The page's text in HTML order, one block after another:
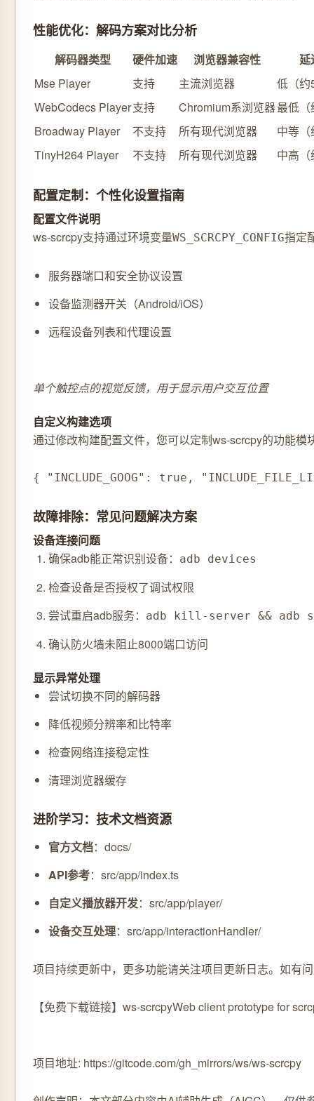
性能优化：解码方案对比分析
解码器类型 硬件加速 浏览器兼容性
延
Mse Player
支持 主流浏览器
低（约
WebCodecs Player支持 Chromium系浏览器最低（
Broadway Player
不支持 所有现代浏览器
中等
TinyH264 Player
不支持 所有现代浏览器 中高
配置定制：个性化设置指南
配置文件说明
ws-scrcpy支持通过环境变量WS_SCRCPY_CONFIG指定
服务器端口和安全协议设置
设备监测器开关（Android/iOS）
远程设备列表和代理设置
单个触控点的视觉反馈，用于显示用户交互位置
自定义构建选项
通过修改构建配置文件，您可以定制ws-scrcpy的功能模
{ "INCLUDE_GOOG": true,
故障排除：常见问题解决方案
设备连接问题
确保adb能正常识别设备：
adb devices
检查设备是否授权了调试权限
尝试重启adb服务：
adb kill-server && adb
确认防火墙未阻止8000端口访问
显示异常处理
尝试切换不同的解码器
降低视频分辨率和比特率
检查网络连接稳定性
清理浏览器缓存
进阶学习：技术文档资源
官方文档：docs/
API参考：src/app/index.ts
自定义播放器开发：src/app/player/
设备交互处理：src/app/interactionHandler/
项目持续更新中，更多功能请关注项目更新日志。如有
【免费下载链接】ws-scrcpyWeb client prototype for
项目地址: https://gitcode.com/gh_mirrors/ws/ws-scrcpy